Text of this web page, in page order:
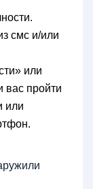
смс и/или
или
вас пройти
или